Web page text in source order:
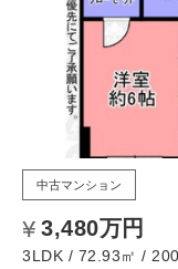
中古マンション
3,480万円
3LDK / 72.93㎡ /